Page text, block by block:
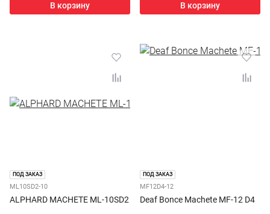
В корзину В корзину
ПОД ЗАКАЗ
ML10SD2-10
ALPHARD MACHETE ML-10SD2
ПОД ЗАКАЗ
MF12D4-12
Deaf Bonce Machete MF-12 D4